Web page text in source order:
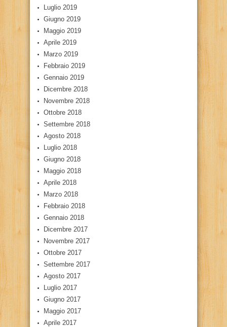
Luglio 2019
Giugno 2019
Maggio 2019
Aprile 2019
Marzo 2019
Febbraio 2019
Gennaio 2019
Dicembre 2018
Novembre 2018
Ottobre 2018
Settembre 2018
Agosto 2018
Luglio 2018
Giugno 2018
Maggio 2018
Aprile 2018
Marzo 2018
Febbraio 2018
Gennaio 2018
Dicembre 2017
Novembre 2017
Ottobre 2017
Settembre 2017
Agosto 2017
Luglio 2017
Giugno 2017
Maggio 2017
Aprile 2017